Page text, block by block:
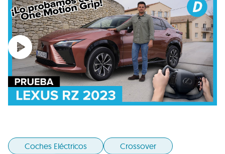
Coches Eléctricos
Crossover